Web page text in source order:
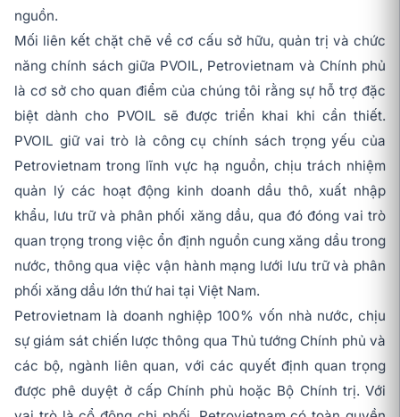
nguồn.
Mối liên kết chặt chẽ về cơ cấu sở hữu, quản trị và chức
năng chính sách giữa PVOIL, Petrovietnam và Chính phủ
là cơ sở cho quan điểm của chúng tôi rằng sự hỗ trợ đặc
biệt dành cho PVOIL sẽ được triển khai khi cần thiết.
PVOIL giữ vai trò là công cụ chính sách trọng yếu của
Petrovietnam trong lĩnh vực hạ nguồn, chịu trách nhiệm
quản lý các hoạt động kinh doanh dầu thô, xuất nhập
khẩu, lưu trữ và phân phối xăng dầu, qua đó đóng vai trò
quan trọng trong việc ổn định nguồn cung xăng dầu trong
nước, thông qua việc vận hành mạng lưới lưu trữ và phân
phối xăng dầu lớn thứ hai tại Việt Nam.
Petrovietnam là doanh nghiệp 100% vốn nhà nước, chịu
sự giám sát chiến lược thông qua Thủ tướng Chính phủ và
các bộ, ngành liên quan, với các quyết định quan trọng
được phê duyệt ở cấp Chính phủ hoặc Bộ Chính trị. Với